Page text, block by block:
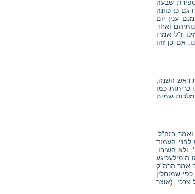
ספירת שבעה
גם כן כוונה
ענין יום
ואחד
ז"ל אמרו
אם כן זהו
ראש השנה,
כריתות כמו
מלכות שמים
בזה"ל:
לפני העמוד
השיבו.
ה'מילעכיגע
אמר הרה"ק
שמוחלין
צרכי. (אוצר